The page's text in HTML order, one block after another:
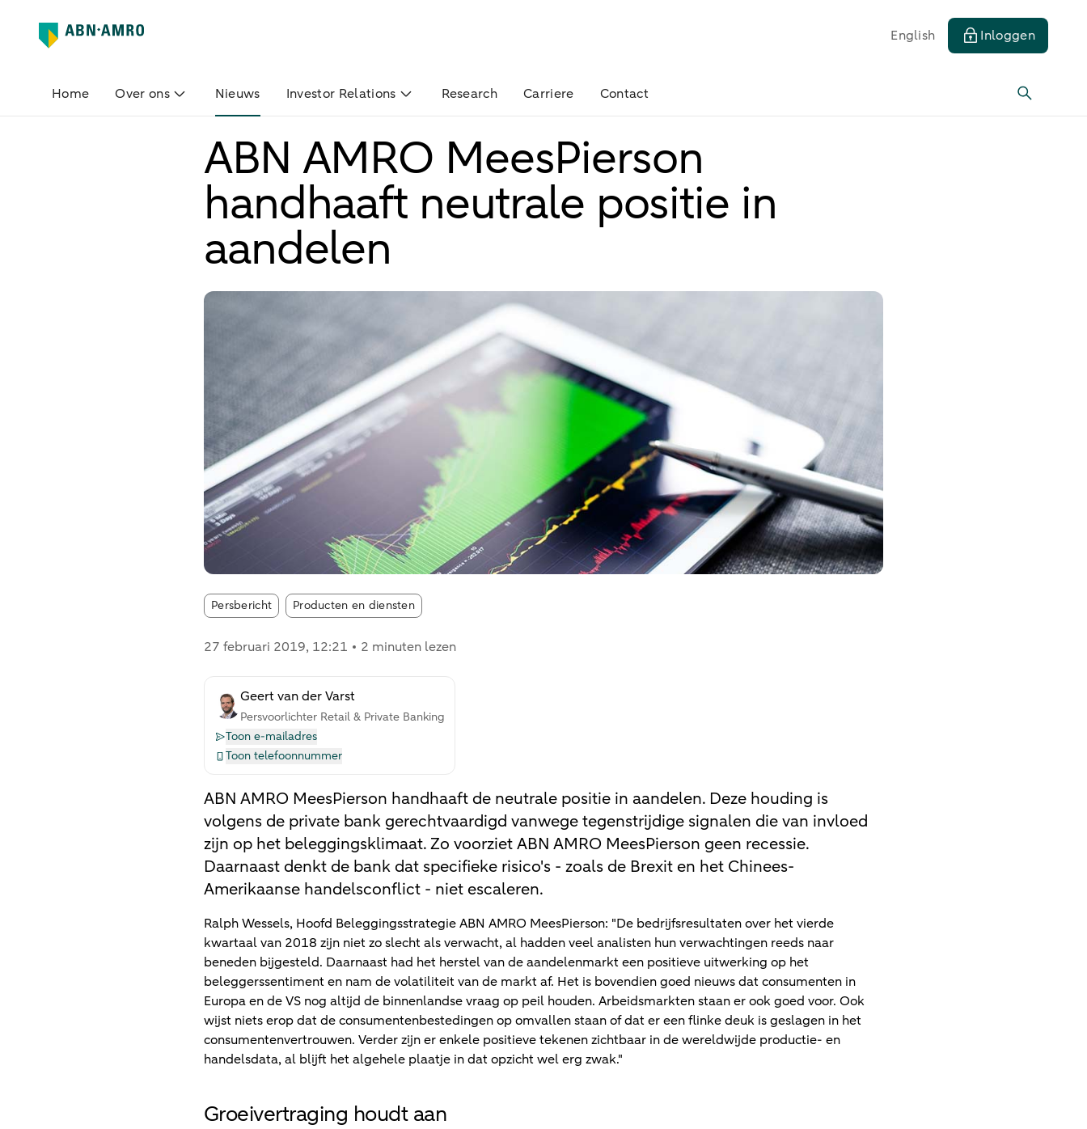
English Inloggen
Home Over ons Nieuws Investor Relations Research Carriere Contact
ABN AMRO MeesPierson
handhaaft neutrale positie in
aandelen
Persbericht Article tags:
Producten en diensten
27 februari 2019, 12:21 2 minuten lezen
Geert van der Varst
Persvoorlichter Retail & Private Banking
Toon e-mailadres
Toon telefoonnummer
ABN AMRO MeesPierson handhaaft de neutrale positie in aandelen. Deze houding is
volgens de private bank gerechtvaardigd vanwege tegenstrijdige signalen die van invloed
zijn op het beleggingsklimaat. Zo voorziet ABN AMRO MeesPierson geen recessie.
Daarnaast denkt de bank dat specifieke risico's - zoals de Brexit en het Chinees-
Amerikaanse handelsconflict - niet escaleren.
Ralph Wessels, Hoofd Beleggingsstrategie ABN AMRO MeesPierson: "De bedrijfsresultaten over het vierde
kwartaal van 2018 zijn niet zo slecht als verwacht, al hadden veel analisten hun verwachtingen reeds naar
beneden bijgesteld. Daarnaast had het herstel van de aandelenmarkt een positieve uitwerking op het
beleggerssentiment en nam de volatiliteit van de markt af. Het is bovendien goed nieuws dat consumenten in
Europa en de VS nog altijd de binnenlandse vraag op peil houden. Arbeidsmarkten staan er ook goed voor. Ook
wijst niets erop dat de consumentenbestedingen op omvallen staan of dat er een flinke deuk is geslagen in het
consumentenvertrouwen. Verder zijn er enkele positieve tekenen zichtbaar in de wereldwijde productie- en
handelsdata, al blijft het algehele plaatje in dat opzicht wel erg zwak."
Groeivertraging houdt aan